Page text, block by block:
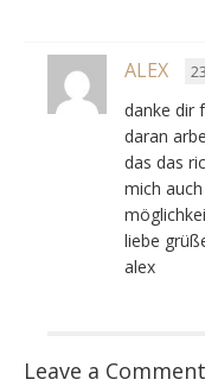
ALEX
danke dir
daran
das das
mich
liebe
alex
Leave a Comment